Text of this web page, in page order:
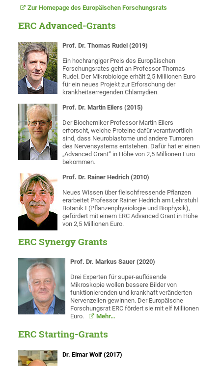
Zur Homepage des Europäischen Forschungsrats
ERC Advanced-Grants
Prof. Dr. Thomas Rudel (2019)
Ein hochrangiger Preis des Europäischen
Forschungsrates geht an Professor Thomas
Rudel. Der Mikrobiologe erhält 2,5 Millionen Euro
für ein neues Projekt zur Erforschung der
krankheitserregenden Chlamydien.
Prof. Dr. Martin Eilers (2015)
Der Biochemiker Professor Martin Eilers
erforscht, welche Proteine dafür verantwortlich
sind, dass Neuroblastome und andere Tumoren
des Nervensystems entstehen. Dafür hat er einen
„Advanced Grant“ in Höhe von 2,5 Millionen Euro
bekommen.
Prof. Dr. Rainer Hedrich (2010)
Neues Wissen über fleischfressende Pflanzen
erarbeitet Professor Rainer Hedrich am Lehrstuhl
Botanik I (Pflanzenphysiologie und Biophysik),
gefördert mit einem ERC Advanced Grant in Höhe
von 2,5 Millionen Euro.
ERC Synergy Grants
Prof. Dr. Markus Sauer (2020)
Drei Experten für super-auflösende
Mikroskopie wollen bessere Bilder von
funktionierenden und krankhaft veränderten
Nervenzellen gewinnen. Der Europäische
Forschungsrat ERC fördert sie mit elf Millionen
Euro.
Mehr…
ERC Starting-Grants
Dr. Elmar Wolf (2017)